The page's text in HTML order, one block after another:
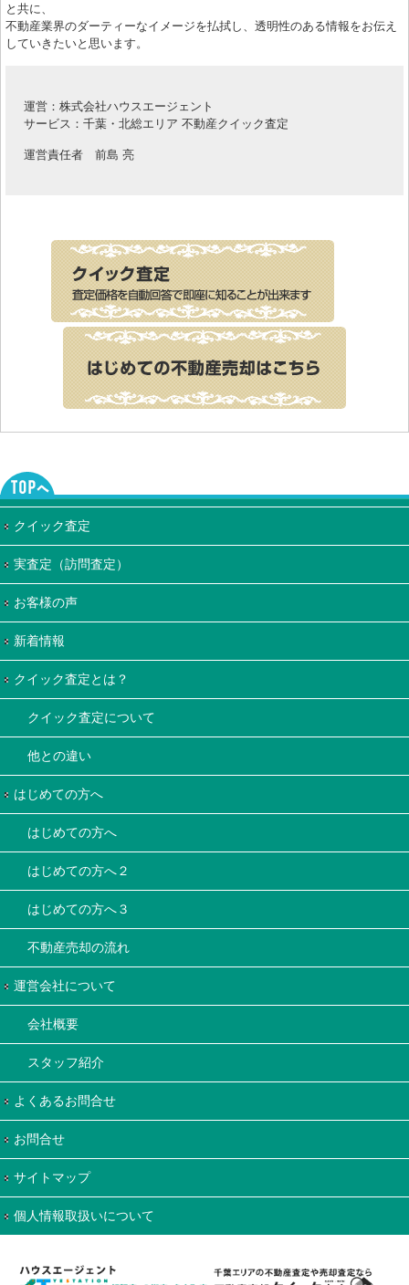
と共に、
不動産業界のダーティーなイメージを払拭し、透明性のある情報をお伝え
していきたいと思います。
運営：株式会社ハウスエージェント
サービス：千葉・北総エリア 不動産クイック査定
運営責任者 前島 亮
クイック査定
実査定（訪問査定）
お客様の声
新着情報
クイック査定とは？
クイック査定について
他との違い
はじめての方へ
はじめての方へ
はじめての方へ２
はじめての方へ３
不動産売却の流れ
運営会社について
会社概要
スタッフ紹介
よくあるお問合せ
お問合せ
サイトマップ
個人情報取扱いについて